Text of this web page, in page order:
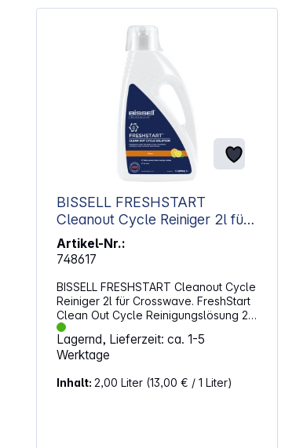
BISSELL FRESHSTART
Cleanout Cycle Reiniger 2l für
Crosswave
Artikel-Nr.:
748617
BISSELL FRESHSTART Cleanout Cycle
Reiniger 2l für Crosswave. FreshStart
Clean Out Cycle Reinigungslösung 2
Liter. Das FreshStart Odour
Management System bedeutet, dass
die antimikrobielle Bürstenrolle und
Gerüche zu verhindern und die
Lagernd, Lieferzeit: ca. 1-5
Werktage
Inhalt: 2,00 Liter (13,00 € / 1 Liter)